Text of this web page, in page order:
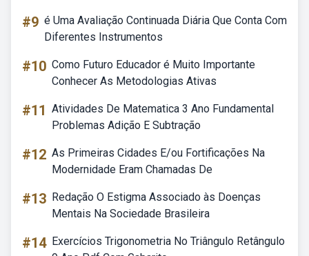
#9 é Uma Avaliação Continuada Diária Que Conta Com
Diferentes Instrumentos
#10 Como Futuro Educador é Muito Importante
Conhecer As Metodologias Ativas
#11 Atividades De Matematica 3 Ano Fundamental
Problemas Adição E Subtração
#12 As Primeiras Cidades E/ou Fortificações Na
Modernidade Eram Chamadas De
#13 Redação O Estigma Associado às Doenças
Mentais Na Sociedade Brasileira
#14 Exercícios Trigonometria No Triângulo Retângulo